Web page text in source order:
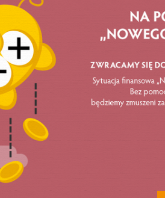
Kaja Godek, stała się twarzą
by można również,
ale jednak przewagę.
wygłoszona na 6 tygodni
mizoginistycznych ruchów,
skonfundowanego
go wychowano, a – bądź
obumieraniem
najgorszego rodzaju
poczuje się zagrożony,